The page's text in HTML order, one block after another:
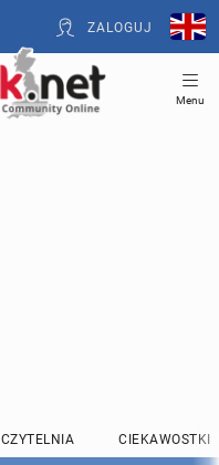
ZALOGUJ
Menu
CZYTELNIA CIEKAWOSTKI